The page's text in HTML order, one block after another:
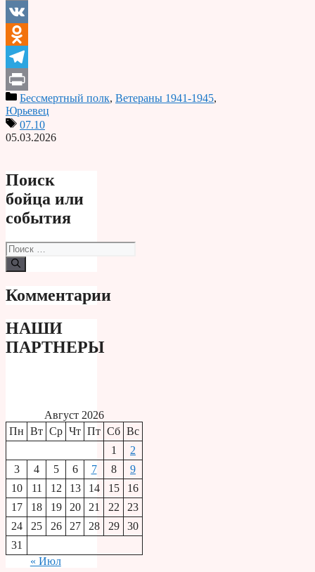
Email
VK
Odnoklassniki
Telegram
PrintБессмертный полк, Ветераны 1941-1945,
Юрьевец
07.10
05.03.2026
Поиск
бойца или
события
Поиск:
Комментарии
НАШИ
ПАРТНЕРЫ
Август 2026
Пн Вт Ср Чт Пт Сб Вс
1
2
3
4 5 6 7 8
9
10
11 12 13 14 15
16
17
18 19 20 21 22
23
24
25 26 27 28 29
30
31
« Июл